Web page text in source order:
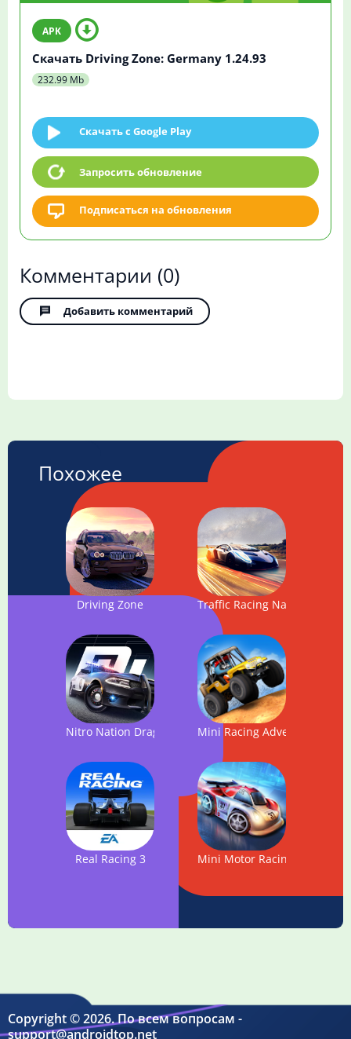
Скачать Driving Zone: Germany 1.24.93
232.99 Mb
Скачать c Google Play
Запросить обновление
Подписаться на обновления
Комментарии (0)
Добавить комментарий
Похожее
Driving Zone Traffic Racing Nation: Traffic
Nitro Nation Drag & Drift Mini Racing Adventures
Real Racing 3 Mini Motor Racing WRT
Copyright © 2026. По всем вопросам -
support@androidtop.net